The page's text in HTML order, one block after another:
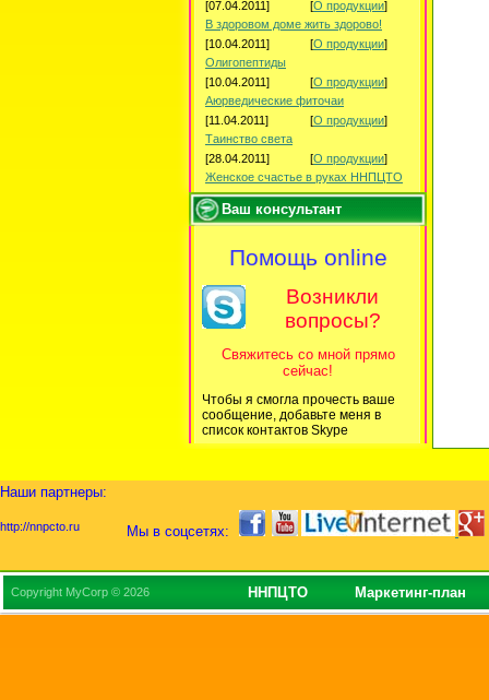
[07.04.2011]
[О продукции]
В здоровом доме жить здорово!
[10.04.2011]
[О продукции]
Олигопептиды
[10.04.2011]
[О продукции]
Аюрведические фиточаи
[11.04.2011]
[О продукции]
Таинство света
[28.04.2011]
[О продукции]
Женское счастье в руках ННПЦТО
Ваш консультант
Помощь online
Возникли
вопросы?
Свяжитесь со мной прямо
сейчас!
Чтобы я смогла прочесть ваше
сообщение, добавьте меня в
список контактов Skype
Наши партнеры:
Мы в соцсетях:
http://nnpcto.ru
Copyright MyCorp © 2026 ННПЦТО Маркетинг-план